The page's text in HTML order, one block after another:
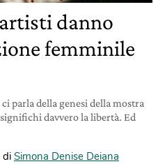
danno
femminile
parla della genesi della mostra
davvero la libertà. Ed
di Simona Denise Deiana